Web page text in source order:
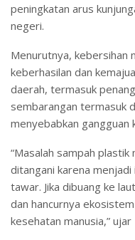
peningkatan arus
negeri.
Menurutnya, kebersihan
keberhasilan dan
daerah, termasuk
sembarangan termasuk
menyebabkan gangguan
“Masalah sampah
ditangani karena
tawar. Jika dibuang ke
dan hancurnya
kesehatan manusia,”